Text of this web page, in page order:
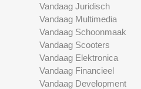
Vandaag Juridisch
Vandaag Multimedia
Vandaag Schoonmaak
Vandaag Scooters
Vandaag Elektronica
Vandaag Financieel
Vandaag Development